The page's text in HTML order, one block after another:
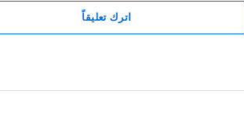
اترك تعليقاً